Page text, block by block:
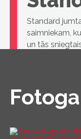
Standard
saimniekam,
un tās